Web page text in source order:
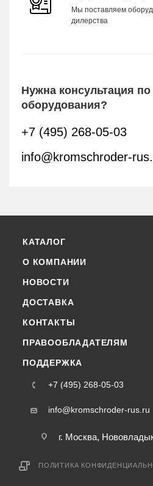
Мы поставляем
дилерства
Нужна консультация
оборудования?
+7 (495) 268-05-03
info@kromschroder-
КАТАЛОГ
О КОМПАНИИ
НОВОСТИ
ДОСТАВКА
КОНТАКТЫ
ПРАВООБЛАДАТЕЛЯМ
ПОДДЕРЖКА
+7 (495) 268-05-03
info@kromschroder-rus.ru
г. Москва,
ПОЛИТИКА